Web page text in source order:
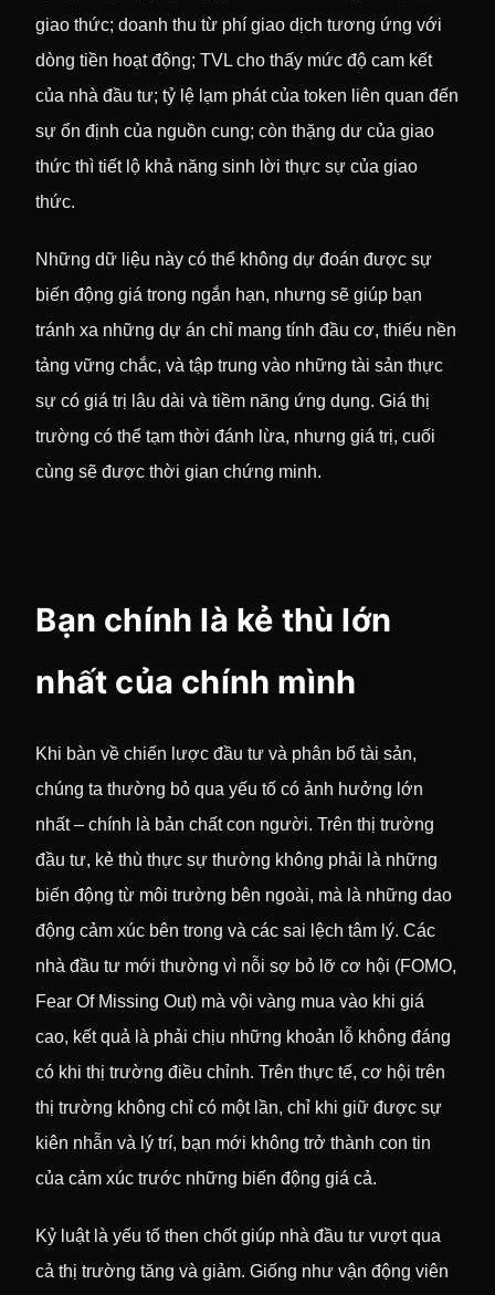
giao thức; doanh thu từ phí giao dịch tương ứng với
dòng tiền hoạt động; TVL cho thấy mức độ cam kết
của nhà đầu tư; tỷ lệ lạm phát của token liên quan đến
sự ổn định của nguồn cung; còn thặng dư của giao
thức thì tiết lộ khả năng sinh lời thực sự của giao
thức.
Những dữ liệu này có thể không dự đoán được sự
biến động giá trong ngắn hạn, nhưng sẽ giúp bạn
tránh xa những dự án chỉ mang tính đầu cơ, thiếu nền
tảng vững chắc, và tập trung vào những tài sản thực
sự có giá trị lâu dài và tiềm năng ứng dụng. Giá thị
trường có thể tạm thời đánh lừa, nhưng giá trị, cuối
cùng sẽ được thời gian chứng minh.
Bạn chính là kẻ thù lớn
nhất của chính mình
Khi bàn về chiến lược đầu tư và phân bổ tài sản,
chúng ta thường bỏ qua yếu tố có ảnh hưởng lớn
nhất – chính là bản chất con người. Trên thị trường
đầu tư, kẻ thù thực sự thường không phải là những
biến động từ môi trường bên ngoài, mà là những dao
động cảm xúc bên trong và các sai lệch tâm lý. Các
nhà đầu tư mới thường vì nỗi sợ bỏ lỡ cơ hội (FOMO,
Fear Of Missing Out) mà vội vàng mua vào khi giá
cao, kết quả là phải chịu những khoản lỗ không đáng
có khi thị trường điều chỉnh. Trên thực tế, cơ hội trên
thị trường không chỉ có một lần, chỉ khi giữ được sự
kiên nhẫn và lý trí, bạn mới không trở thành con tin
của cảm xúc trước những biến động giá cả.
Kỷ luật là yếu tố then chốt giúp nhà đầu tư vượt qua
cả thị trường tăng và giảm. Giống như vận động viên